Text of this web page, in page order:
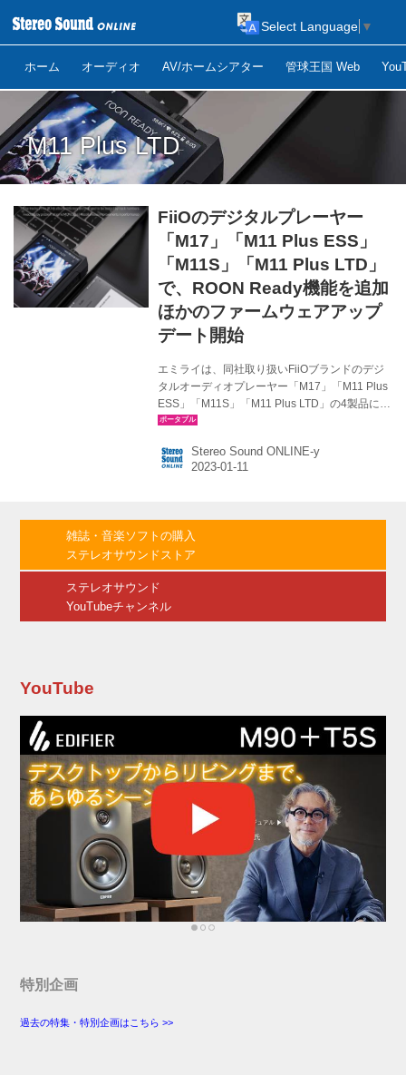
ホーム オーディオ AV/ホームシアター 管球王国 Web
Select Language ▼
M11 Plus LTD
FiiOのデジタルプレーヤー
「M17」「M11 Plus ESS」
「M11S」「M11 Plus LTD」
で、ROON Ready機能を追加
ほかのファームウェアアップ
デート開始
エミライは、同社取り扱いFiiOブランドのデジ
タルオーディオプレーヤー「M17」「M11 Plus
ESS」「M11S」「M11 Plus LTD」の4製品につ
いて、品質向上を目的としたファームウェアの
ェア「FW1.0.6」 ＜更新内容＞ ・ROON Ready
機能を追加（FiiO Roonをクリックすると使用
機能を追加（パラメトリックEQ, DLNA送信）
・DTS フォーマ...
Stereo Sound ONLINE-y
雑誌・音楽ソフトの購入
ステレオサウンドストア
ステレオサウンド
YouTubeチャンネル
YouTube
特別企画
過去の特集・特別企画はこちら >>